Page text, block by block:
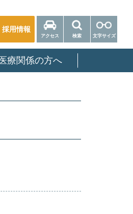
採用情報
アクセス 検索 文字サイズ
医療関係の方へ